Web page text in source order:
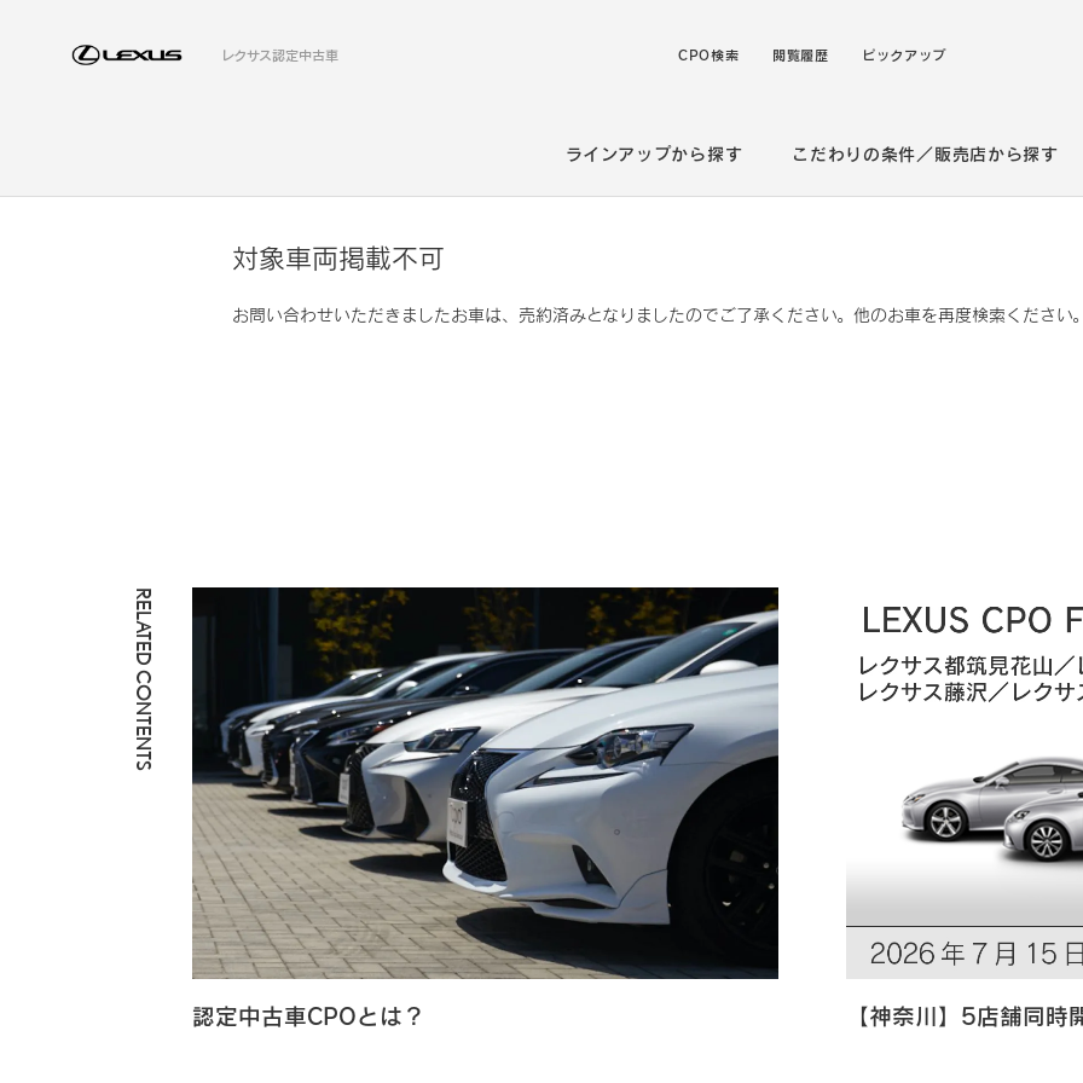
レクサス認定中古車 CPO検索 閲覧履歴 ピックアップ
ラインアップから探す こだわりの条件／販売店から探す
対象車両掲載不可
お問い合わせいただきましたお車は、売約済みとなりましたのでご了承ください。他のお車を再度検索ください
RELATED CONTENTS
認定中古車CPOとは？ 【神奈川】5店舗同時